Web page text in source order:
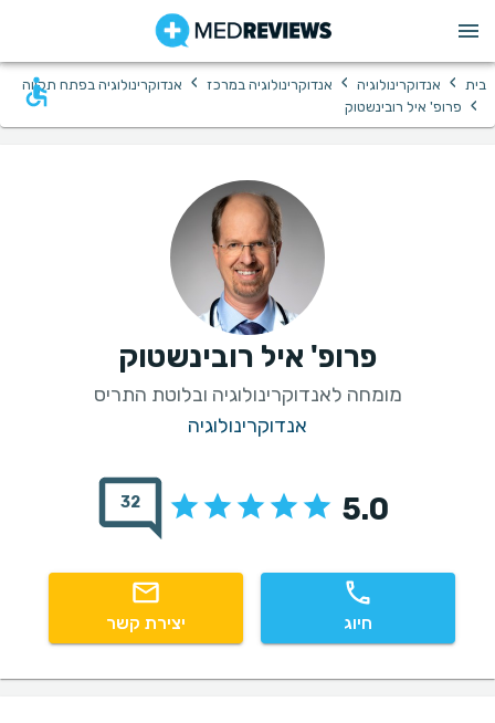
בית › אנדוקרינולוגיה › אנדוקרינולוגיה במרכז › אנדוקרינולוגיה בפתח תקווה
› פרופ' איל רובינשטוק
פרופ' איל רובינשטוק
מומחה לאנדוקרינולוגיה ובלוטת התריס
אנדוקרינולוגיה
5.0
32
חיוג יצירת קשר